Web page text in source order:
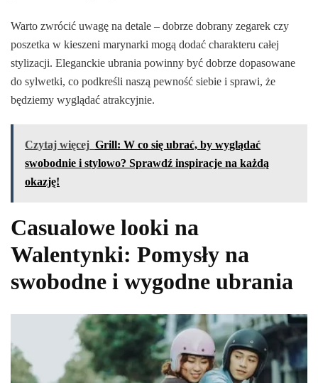
Warto zwrócić uwagę na detale – dobrze dobrany zegarek czy
poszetka w kieszeni marynarki mogą dodać charakteru całej
stylizacji. Eleganckie ubrania powinny być dobrze dopasowane
do sylwetki, co podkreśli naszą pewność siebie i sprawi, że
będziemy wyglądać atrakcyjnie.
Czytaj więcej Grill: W co się ubrać, by wyglądać
swobodnie i stylowo? Sprawdź inspiracje na każdą
okazję!
Casualowe looki na
Walentynki: Pomysły na
swobodne i wygodne ubrania